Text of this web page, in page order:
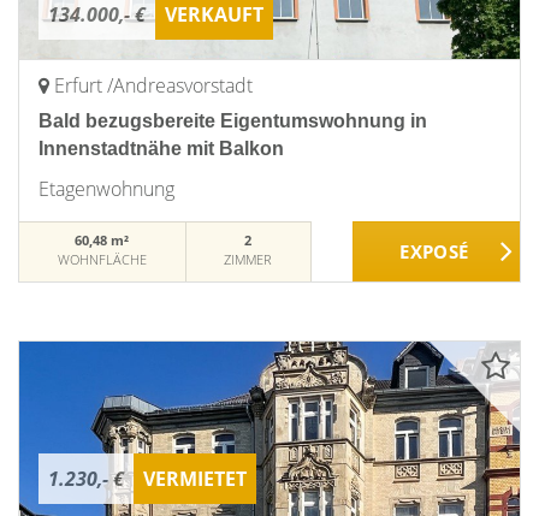
134.000,- € VERKAUFT
Erfurt /Andreasvorstadt
Bald bezugsbereite Eigentumswohnung in
Innenstadtnähe mit Balkon
Etagenwohnung
60,48 m²
WOHNFLÄCHE
2
ZIMMER
1.230,- € VERMIETET